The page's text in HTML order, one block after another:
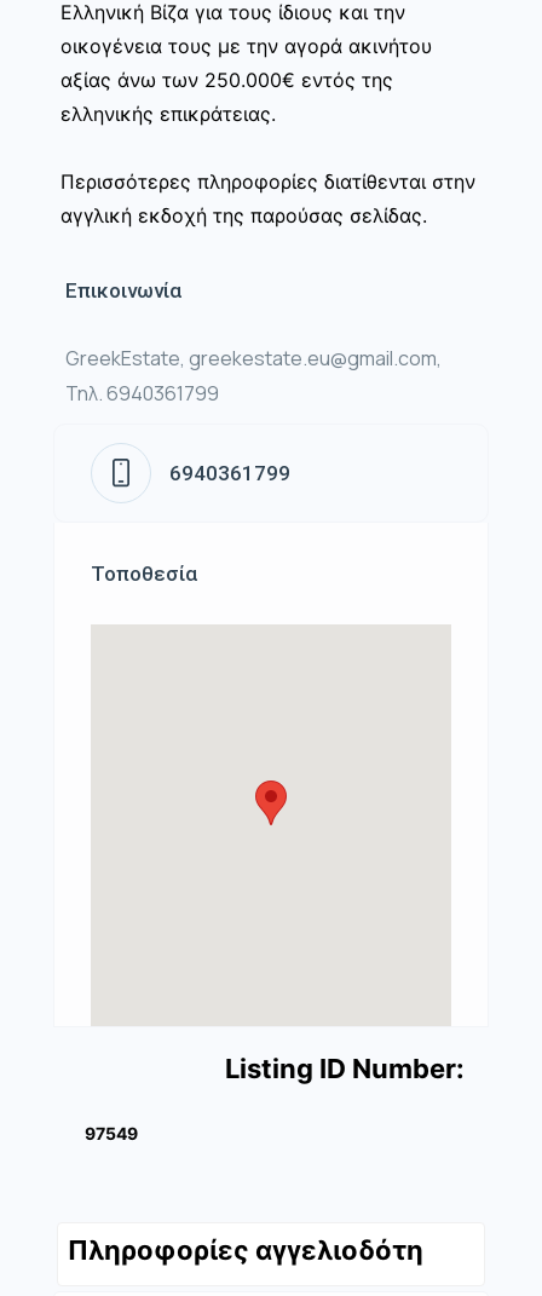
Ελληνική Βίζα για τους ίδιους και την
οικογένεια τους με την αγορά ακινήτου
αξίας άνω των 250.000€ εντός της
ελληνικής επικράτειας.
Περισσότερες πληροφορίες διατίθενται στην
αγγλική εκδοχή της παρούσας σελίδας.
Επικοινωνία
GreekEstate, greekestate.eu@gmail.com,
Τηλ. 6940361799
6940361799
Τοποθεσία
Listing ID Number:
97549
Πληροφορίες αγγελιοδότη